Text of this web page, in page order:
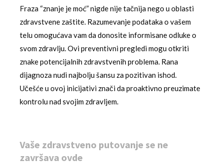
Fraza “znanje je moć” nigde nije tačnija nego u oblasti
zdravstvene zaštite. Razumevanje podataka o vašem
telu omogućava vam da donosite informisane odluke o
svom zdravlju. Ovi preventivni pregledi mogu otkriti
znake potencijalnih zdravstvenih problema. Rana
dijagnoza nudi najbolju šansu za pozitivan ishod.
Učešće u ovoj inicijativi znači da proaktivno preuzimate
kontrolu nad svojim zdravljem.
Vaše zdravstveno putovanje se ne
završava ovde